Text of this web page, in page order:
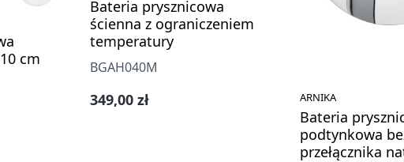
cm
Bateria prysznicowa
ścienna z ograniczeniem
temperatury
BGAH040M
Cena regularna:
349,00 zł ARNIKA
Bateria
podtynkowa
przełącznika